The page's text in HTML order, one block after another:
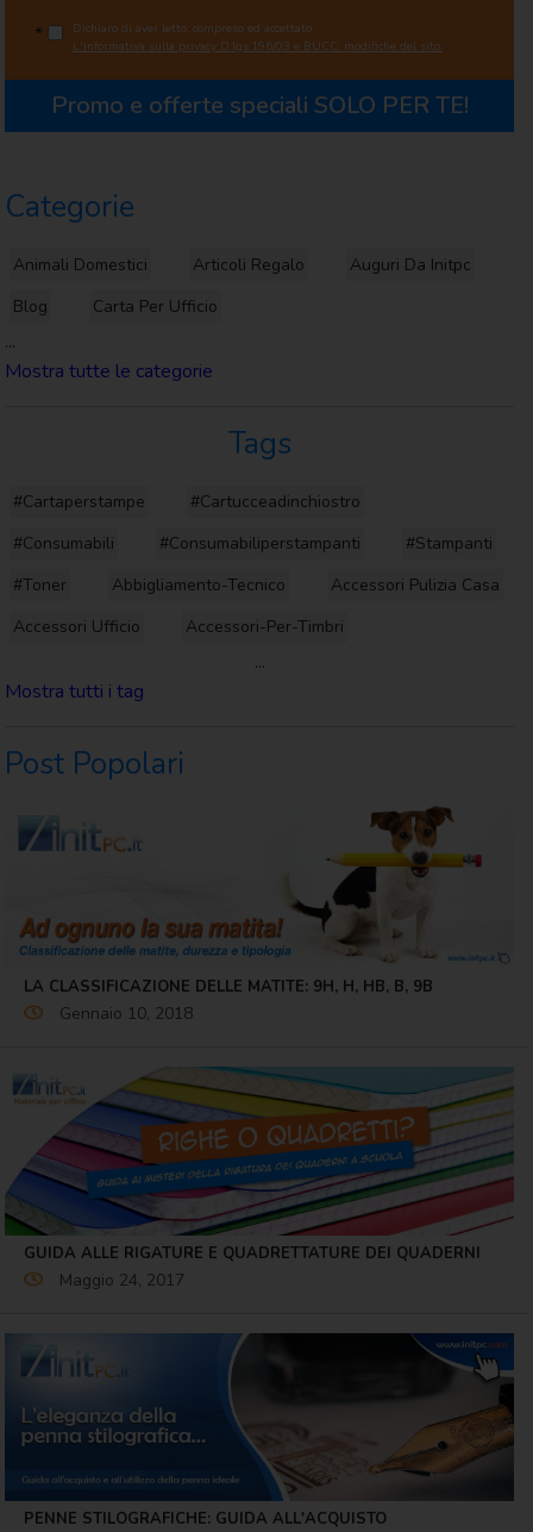
*
Dichiaro di aver letto, compreso ed accettato
L'informativa sulla privacy D.lgs.196/03 e BUCC. modifiche del sito.
Promo e offerte speciali SOLO PER TE!
Categorie
Animali Domestici Articoli Regalo
Auguri Da Initpc
Blog
Carta Per Ufficio
...
Mostra tutte le categorie
Tags
#cartaperstampe
#cartucceadinchiostro
#consumabili
#consumabiliperstampanti
#stampanti
#toner
Abbigliamento-Tecnico
Accessori Pulizia Casa
Accessori Ufficio
Accessori-Per-Timbri
...
Mostra tutti i tag
Post Popolari
LA CLASSIFICAZIONE DELLE MATITE: 9H, H, HB, B, 9B
Gennaio 10, 2018
GUIDA ALLE RIGATURE E QUADRETTATURE DEI QUADERNI
Maggio 24, 2017
PENNE STILOGRAFICHE: GUIDA ALL'ACQUISTO